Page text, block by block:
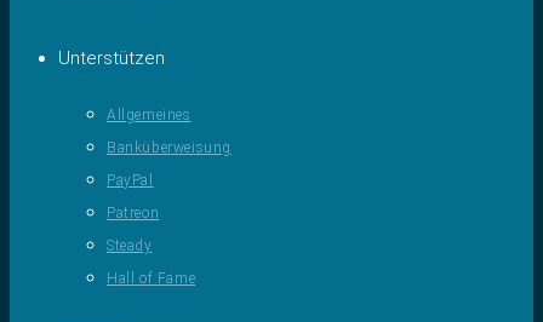
Unterstützen
Allgemeines
Banküberweisung
PayPal
Patreon
Steady
Hall of Fame